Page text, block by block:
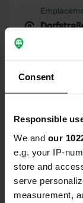
Consent
Responsible
We and our
e.g. your IP-
store and
serve
measurement,
50° 55'
110819
Passer à
pour toutes